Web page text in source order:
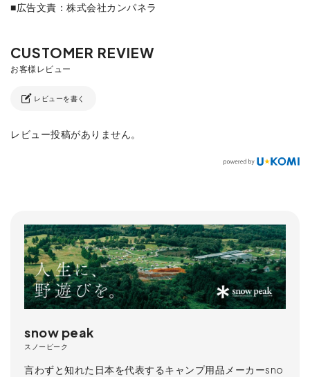
■広告文責：株式会社カンパネラ
レビューを書く
レビュー投稿がありません。
snow peak
スノーピーク
言わずと知れた日本を代表するキャンプ用品メーカーsno